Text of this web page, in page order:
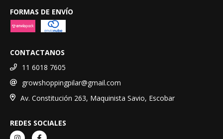
FORMAS DE ENVÍO
CONTACTANOS
11 6018 7605
growshoppingpilar@gmail.com
Av. Constitución 263, Maquinista Savio, Escobar
REDES SOCIALES